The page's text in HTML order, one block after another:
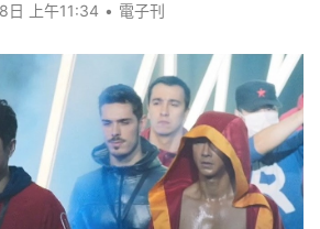
日 上午11:34 • 電子刊